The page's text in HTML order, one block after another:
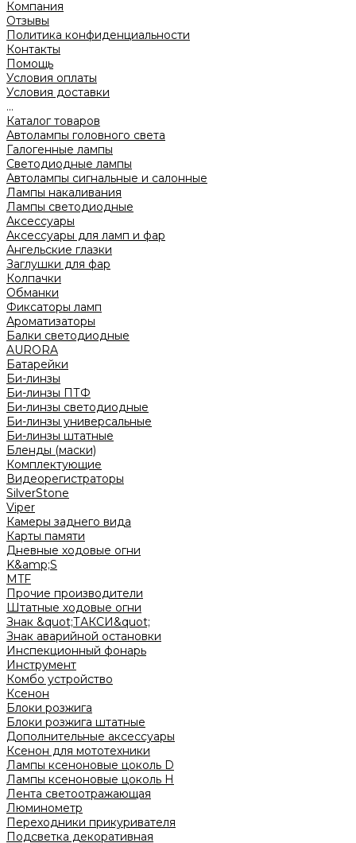
Компания
Отзывы
Политика конфиденциальности
Контакты
Помощь
Условия оплаты
Условия доставки
...
Каталог товаров
Автолампы головного света
Галогенные лампы
Светодиодные лампы
Автолампы сигнальные и салонные
Лампы накаливания
Лампы светодиодные
Аксессуары
Аксессуары для ламп и фар
Ангельские глазки
Заглушки для фар
Колпачки
Обманки
Фиксаторы ламп
Ароматизаторы
Балки светодиодные
AURORA
Батарейки
Би-линзы
Би-линзы ПТФ
Би-линзы светодиодные
Би-линзы универсальные
Би-линзы штатные
Бленды (маски)
Комплектующие
Видеорегистраторы
SilverStone
Viper
Камеры заднего вида
Карты памяти
Дневные ходовые огни
K&amp;S
MTF
Прочие производители
Штатные ходовые огни
Знак &quot;ТАКСИ&quot;
Знак аварийной остановки
Инспекционный фонарь
Инструмент
Комбо устройство
Ксенон
Блоки розжига
Блоки розжига штатные
Дополнительные аксессуары
Ксенон для мототехники
Лампы ксеноновые цоколь D
Лампы ксеноновые цоколь H
Лента светоотражающая
Люминометр
Переходники прикуривателя
Подсветка декоративная